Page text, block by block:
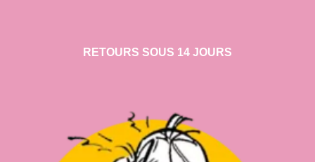
RETOURS SOUS 14 JOURS